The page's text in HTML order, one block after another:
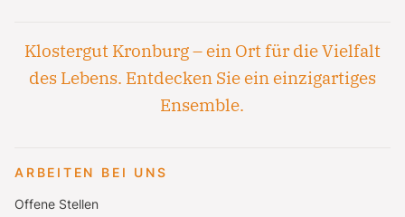
Klostergut Kronburg – ein Ort für die Vielfalt
des Lebens. Entdecken Sie ein einzigartiges
Ensemble.
ARBEITEN BEI UNS
Offene Stellen